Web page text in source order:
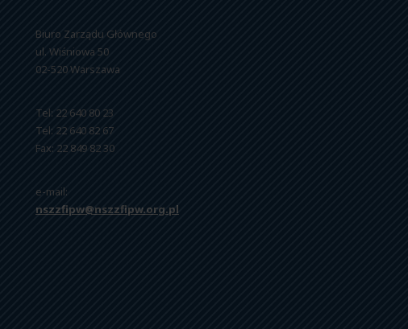
Biuro Zarządu Głównego
ul. Wiśniowa 50
02-520 Warszawa
Tel: 22 640 80 23
Tel: 22 640 82 67
Fax: 22 849 82 30
e-mail:
nszzfipw@nszzfipw.org.pl